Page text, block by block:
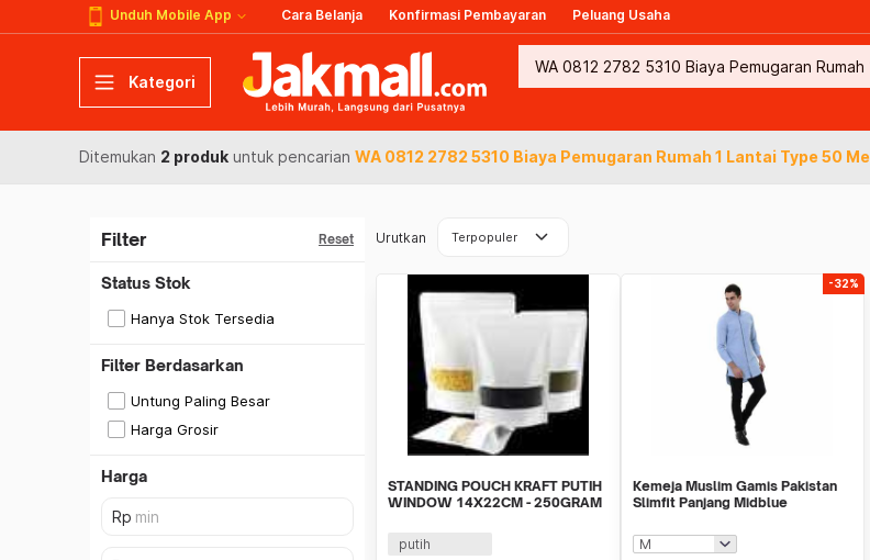
Unduh Mobile App Cara Belanja Konfirmasi Pembayaran Peluang Usaha
Kategori
Ditemukan 2 produk untuk pencarian WA 0812 2782 5310 Biaya Pemugaran Rumah 1 Lantai Type 50
Filter Reset
Status Stok
Hanya Stok Tersedia
Filter Berdasarkan
Untung Paling Besar
Harga Grosir
Harga
Urutkan Terpopuler keyboard_arrow_down
STANDING POUCH KRAFT PUTIH
WINDOW 14X22CM - 250GRAM
putih
-32%
Kemeja Muslim Gamis Pakistan
Slimfit Panjang Midblue